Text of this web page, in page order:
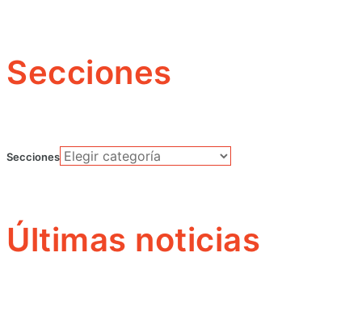
Secciones
Secciones
Últimas noticias